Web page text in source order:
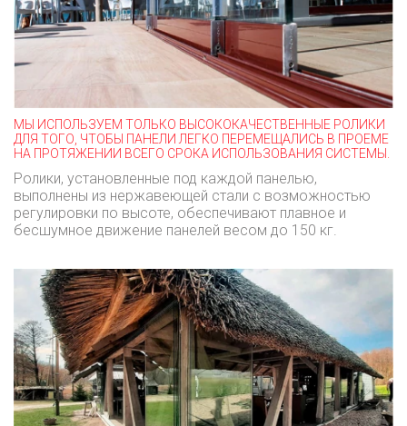
МЫ ИСПОЛЬЗУЕМ ТОЛЬКО ВЫСОКОКАЧЕСТВЕННЫЕ РОЛИКИ
ДЛЯ ТОГО, ЧТОБЫ ПАНЕЛИ ЛЕГКО ПЕРЕМЕЩАЛИСЬ В ПРОЕМЕ
НА ПРОТЯЖЕНИИ ВСЕГО СРОКА ИСПОЛЬЗОВАНИЯ СИСТЕМЫ.
Ролики, установленные под каждой панелью,
выполнены из нержавеющей стали с возможностью
регулировки по высоте, обеспечивают плавное и
бесшумное движение панелей весом до 150 кг.